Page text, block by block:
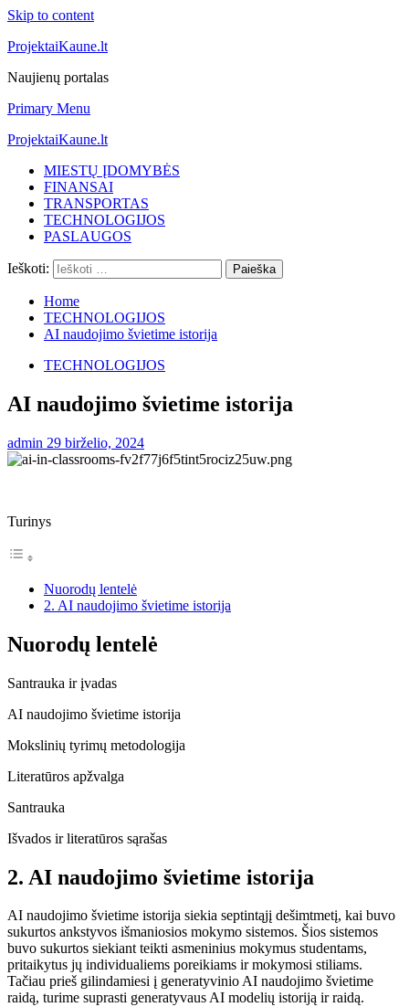
Skip to content
ProjektaiKaune.lt
Naujienų portalas
Primary Menu
ProjektaiKaune.lt
MIESTŲ ĮDOMYBĖS
FINANSAI
TRANSPORTAS
TECHNOLOGIJOS
PASLAUGOS
Ieškoti:
Home
TECHNOLOGIJOS
AI naudojimo švietime istorija
TECHNOLOGIJOS
AI naudojimo švietime istorija
admin 29 birželio, 2024
Turinys
Nuorodų lentelė
2. AI naudojimo švietime istorija
Nuorodų lentelė
Santrauka ir įvadas
AI naudojimo švietime istorija
Mokslinių tyrimų metodologija
Literatūros apžvalga
Santrauka
Išvados ir literatūros sąrašas
2. AI naudojimo švietime istorija
AI naudojimo švietime istorija siekia septintąjį dešimtmetį, kai buvo
sukurtos ankstyvos išmaniosios mokymo sistemos. Šios sistemos
buvo sukurtos siekiant teikti asmeninius mokymus studentams,
pritaikytus jų individualiems poreikiams ir mokymosi stiliams.
Tačiau prieš gilindamiesi į generatyvinio AI naudojimo švietime
raidą, turime suprasti generatyvaus AI modelių istoriją ir raidą.